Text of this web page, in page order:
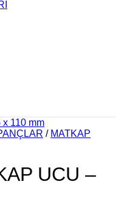
/ MATKAP
UCU –